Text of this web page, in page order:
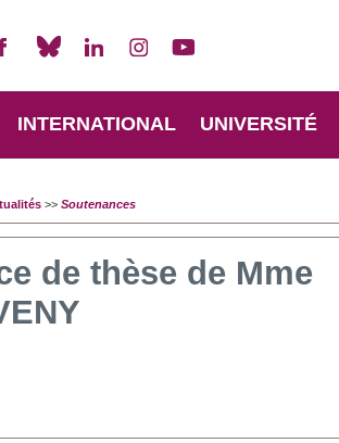
INTERNATIONAL UNIVERSITÉ
>> Soutenances
de thèse de Mme